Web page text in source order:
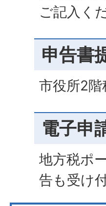
ご記入く
申告書
市役所2階
電子申
地方税ポ
告も受け